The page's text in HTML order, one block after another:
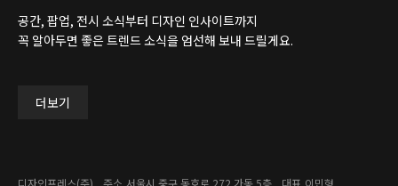
공간, 팝업, 전시 소식부터 디자인 인사이트까지
꼭 알아두면 좋은 트렌드 소식을 엄선해 보내 드릴게요.
더보기